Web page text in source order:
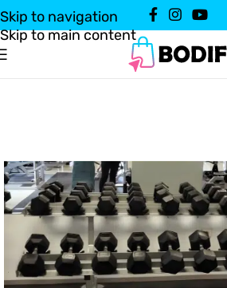
Skip to navigation
Skip to main content
Domov
Vadbena oprema/Športni